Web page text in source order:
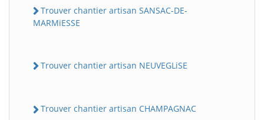
Trouver chantier artisan SANSAC-DE-
MARMiESSE
Trouver chantier artisan NEUVEGLiSE
Trouver chantier artisan CHAMPAGNAC